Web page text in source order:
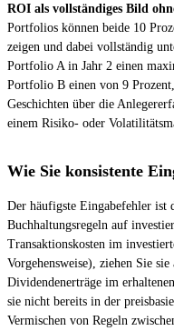
ROI als vollständiges Bild
Portfolios können beide 10
zeigen und dabei vollständig
Portfolio A in Jahr 2 einen
Portfolio B einen von 9
Geschichten über die
einem Risiko- oder
Wie Sie konsistente
Der häufigste Eingabefehler ist
Buchhaltungsregeln auf
Transaktionskosten im
Vorgehensweise), ziehen Sie
Dividendenerträge im
sie nicht bereits in der
Vermischen von Regeln